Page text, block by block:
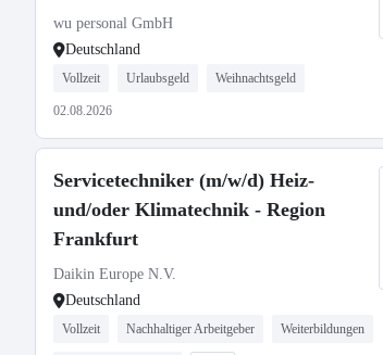
wu personal GmbH
Deutschland
Vollzeit Urlaubsgeld Weihnachtsgeld
02.08.2026
Servicetechniker (m/w/d) Heiz-
und/oder Klimatechnik - Region
Frankfurt
Daikin Europe N.V.
Deutschland
Vollzeit Nachhaltiger Arbeitgeber Weiterbildungen